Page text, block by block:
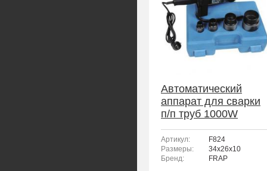
Автоматический
аппарат для сварки
п/п труб 1000W
FRAP F824
Артикул:
F824
Размеры:
34х26х10
Бренд:
FRAP